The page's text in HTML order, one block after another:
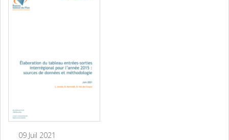
09 Juil 2021